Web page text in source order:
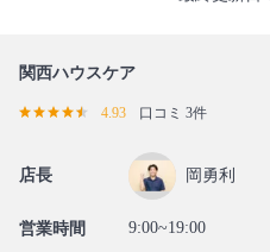
関西ハウスケア
4.93 口コミ 3件
店長 岡勇利
営業時間 9:00~19:00